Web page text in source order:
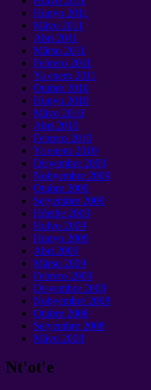
Hunyo 2011
Mäyo 2011
Abri 2011
Märso 2011
Febrero 2011
Ya enero 2011
Otubre 2010
Hunyo 2010
Mäyo 2010
Abri 2010
Febrero 2010
Ya enero 2010
Disyembre 2009
Nobyembre 2009
Otubre 2009
Setyembre 2009
Hñethe 2009
Hulyo 2009
Hunyo 2009
Abri 2009
Märso 2009
Febrero 2009
Disyembre 2008
Nobyembre 2008
Otubre 2008
Setyembre 2008
Mäyo 2008
Nt'ot'e